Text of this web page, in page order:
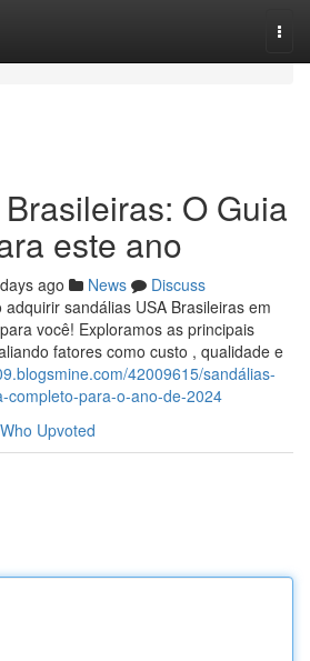
O Guia
este ano
ago News
Discuss
sandálias USA Brasileiras em
você! Exploramos as principais
fatores como custo , qualidade e
42009615/sandálias-
completo-para-o-ano-de-2024
Who Upvoted